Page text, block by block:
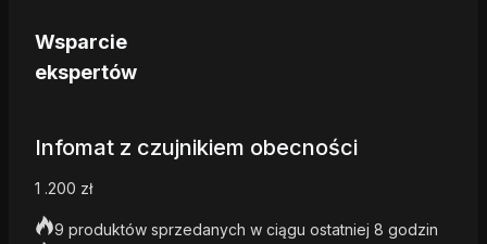
Wsparcie
ekspertów
Infomat z czujnikiem obecności
1 .200 zł
9 produktów sprzedanych w ciągu ostatniej 8 godzin